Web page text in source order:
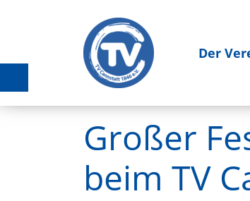
Der
Großer
beim TV